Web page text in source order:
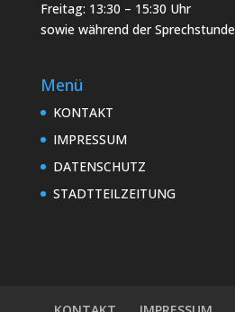
Freitag: 13:30 – 15:30 Uhr
sowie während der
Menü
KONTAKT
IMPRESSUM
DATENSCHUTZ
STADTTEILZEITUNG